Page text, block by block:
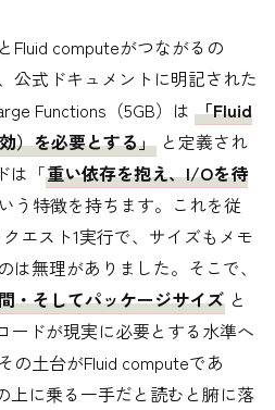
Fluid computeがつながるの
公式ドキュメントに明記された
Functions（5GB）は 「Fluid
）を必要とする」 と定義され
は「重い依存を抱え、I/Oを待
う特徴を持ちます。これを従
エスト1実行で、サイズもメモ
は無理がありました。そこで、
・そしてパッケージサイズ と
ードが現実に必要とする水準へ
土台がFluid computeであ
上に乗る一手だと読むと腑に落